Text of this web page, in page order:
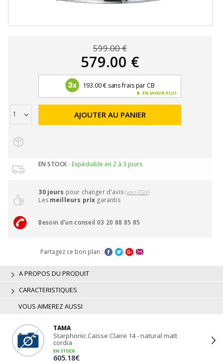
599.00 €
579.00 €
193.00 € sans frais par CB
EN SAVOIR PLUS
AJOUTER AU PANIER
EN STOCK- Expédiable en 2 à 3 jours
30 jours pour changer d'avis(voir CGV)
Les meilleurs prix garantis
Besoin d'un conseil 03 20 88 85 85
Partagez ce bon plan :
A PROPOS DU PRODUIT
CARACTERISTIQUES
VOUS AIMEREZ AUSSI
TAMA
Starphonic Caisse Claire 14 - natural matt
cordia
EN STOCK
605.18€